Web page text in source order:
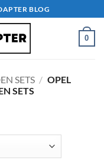
BLOG
0
SETS / OPEL
SETS